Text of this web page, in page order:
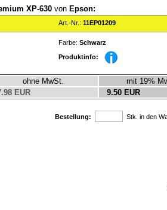
XP-630 von Epson:
Art.-Nr.: 11EP01209
Farbe: Schwarz
Produktinfo:
ohne MwSt. mit 19%
EUR 9.50 EUR
Bestellung: Stk. in den